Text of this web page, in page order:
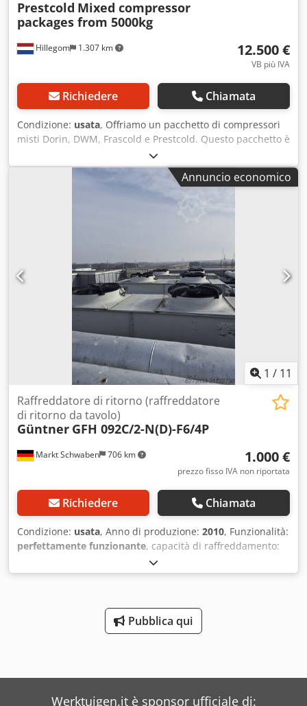
Hillegom 1.307 km
Prestcold Mixed compressor
packages from 5000kg
12.500 €
VB più IVA
Richiedere Chiamata
Condizione: usata, Offriamo un pacchetto di compressori
misti Dorin, DWM, Frascold e Prestcold. Questo pacchetto è
assemblato per il commercio e l’esportazione ed è
disponibile a partire da 5.000 kg per pacchetto (pacchetti
più grandi su richiesta). Prezzo fisso: Questo pacchetto
viene venduto a un prezzo fisso per pacchetto. Nessuna
vendita individuale. Il prezzo non dipende quindi dalle
Annuncio economico
1 / 11
Markt Schwaben 706 km
Raffreddatore di ritorno (raffreddatore
di ritorno da tavolo)
Güntner GFH 092C/2-N(D)-F6/4P
1.000 €
prezzo fisso IVA non riportata
Richiedere Chiamata
Condizione: usata, Anno di produzione: 2010, Funzionalità:
perfettamente funzionante, capacità di raffreddamento:
, tipo di corrente in ingresso:
peso complessivo:481 kg, tensione di ingresso:400 V,
scheda tecnica allegata. Dsdpfxsy Dipce Aayeck Sono
disponibili più macchine!!!!
Pubblica qui
Werktuigen.it è sponsor ufficiale di: